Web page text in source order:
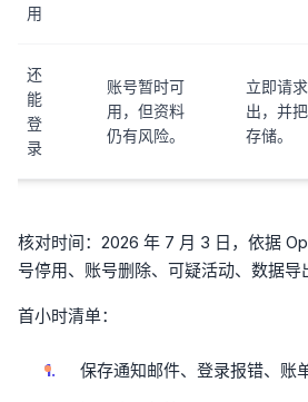
用
还
能
登
录
账号暂时可
用，但资料
仍有风险。
立即请
出，并
存储。
核对时间：2026 年 7 月 3 日，依据
号停用、账号删除、可疑活动、数据导
首小时清单：
保存通知邮件、登录报错、账